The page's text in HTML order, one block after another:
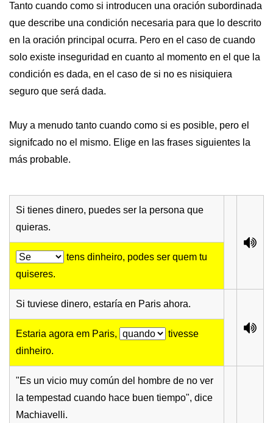
Tanto cuando como si introducen una oración subordinada
que describe una condición necesaria para que lo descrito
en la oración principal ocurra. Pero en el caso de cuando
solo existe inseguridad en cuanto al momento en el que la
condición es dada, en el caso de si no es nisiquiera
seguro que será dada.
Muy a menudo tanto cuando como si es posible, pero el
signifcado no el mismo. Elige en las frases siguientes la
más probable.
Si tienes dinero, puedes ser la persona que
quieras.
tens dinheiro, podes ser quem tu
quiseres.
Si tuviese dinero, estaría en Paris ahora.
Estaria agora em Paris,
tivesse
dinheiro.
"Es un vicio muy común del hombre de no ver
la tempestad cuando hace buen tiempo", dice
Machiavelli.